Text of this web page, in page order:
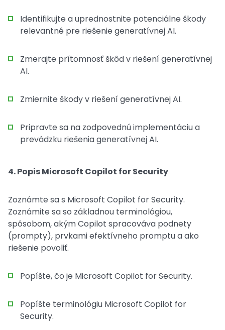
Identifikujte a uprednostnite potenciálne škody
relevantné pre riešenie generatívnej AI.
Zmerajte prítomnosť škôd v riešení generatívnej
AI.
Zmiernite škody v riešení generatívnej AI.
Pripravte sa na zodpovednú implementáciu a
prevádzku riešenia generatívnej AI.
4. Popis Microsoft Copilot for Security
Zoznámte sa s Microsoft Copilot for Security.
Zoznámite sa so základnou terminológiou,
spôsobom, akým Copilot spracováva podnety
(prompty), prvkami efektívneho promptu a ako
riešenie povoliť.
Popíšte, čo je Microsoft Copilot for Security.
Popíšte terminológiu Microsoft Copilot for
Security.